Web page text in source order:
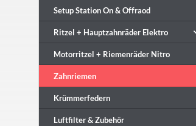
Setup Station On & Offraod
Ritzel + Hauptzahnräder Elektro
Motorritzel + Riemenräder Nitro
Zahnriemen
Krümmerfedern
Luftfilter & Zubehör